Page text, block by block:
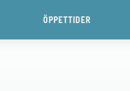
ÖPPETTIDER